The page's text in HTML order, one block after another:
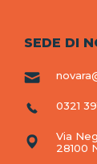
SEDE DI
0321
Via
28100